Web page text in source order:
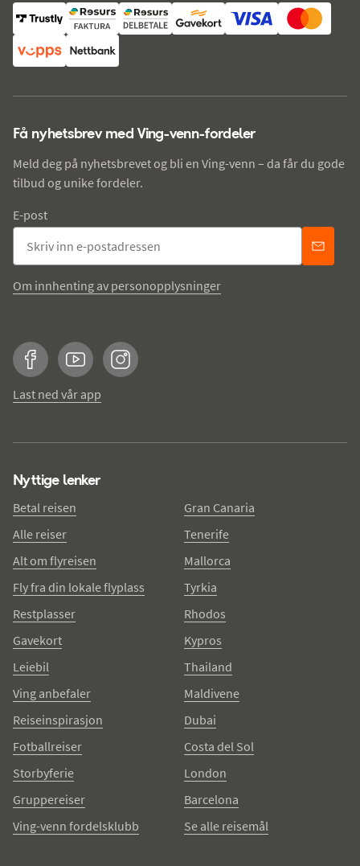
Få nyhetsbrev med Ving-venn-fordeler
Meld deg på nyhetsbrevet og bli en Ving-venn – da får du gode
tilbud og unike fordeler.
E-post
Om innhenting av personopplysninger
FacebookYouTubeInstagram
Last ned vår app
Nyttige lenker
Betal reisen
Alle reiser
Alt om flyreisen
Fly fra din lokale flyplass
Restplasser
Gavekort
Leiebil
Ving anbefaler
Reiseinspirasjon
Fotballreiser
Storbyferie
Gruppereiser
Ving-venn fordelsklubb
Gran Canaria
Tenerife
Mallorca
Tyrkia
Rhodos
Kypros
Thailand
Maldivene
Dubai
Costa del Sol
London
Barcelona
Se alle reisemål